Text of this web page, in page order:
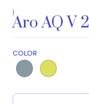
|
Aro AQ V
COLOR